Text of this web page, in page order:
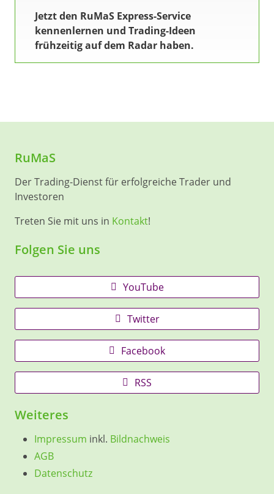
Jetzt den RuMaS Express-Service
kennenlernen und Trading-Ideen
frühzeitig auf dem Radar haben.
RuMaS
Der Trading-Dienst für erfolgreiche Trader und
Investoren
Treten Sie mit uns in Kontakt!
Folgen Sie uns
YouTube
Twitter
Facebook
RSS
Weiteres
Impressum inkl. Bildnachweis
AGB
Datenschutz